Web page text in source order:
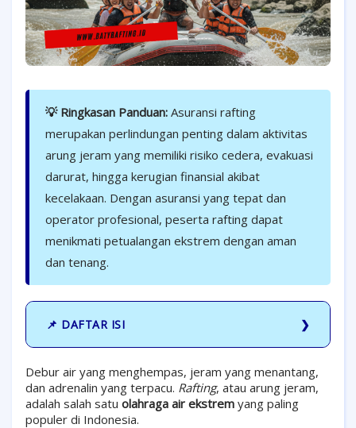
💡 Ringkasan Panduan: Asuransi rafting
merupakan perlindungan penting dalam aktivitas
arung jeram yang memiliki risiko cedera, evakuasi
darurat, hingga kerugian finansial akibat
kecelakaan. Dengan asuransi yang tepat dan
operator profesional, peserta rafting dapat
menikmati petualangan ekstrem dengan aman
dan tenang.
📌 DAFTAR ISI
Debur air yang menghempas, jeram yang menantang,
dan adrenalin yang terpacu. Rafting, atau arung jeram,
adalah salah satu olahraga air ekstrem yang paling
populer di Indonesia.